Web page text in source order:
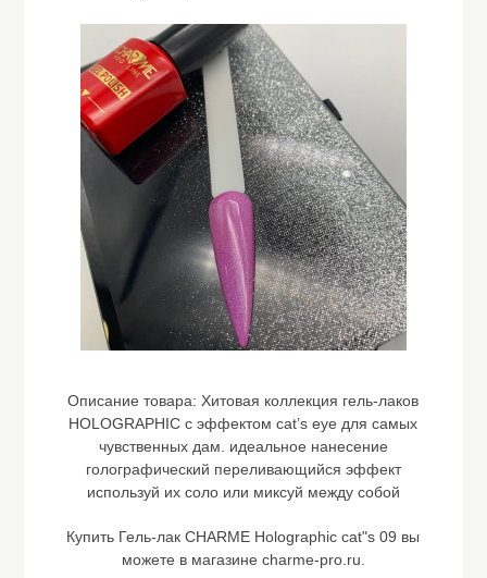
Описание товара: Хитовая коллекция гель-лаков
HOLOGRAPHIC с эффектом cat’s eye для самых
чувственных дам. идеальное нанесение
голографический переливающийся эффект
используй их соло или миксуй между собой
Купить Гель-лак CHARME Holographic cat"s 09 вы
можете в магазине charme-pro.ru.